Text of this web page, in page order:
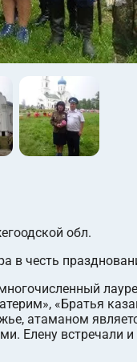
обл.
в честь
«Братья
атаманом
Елену встречали